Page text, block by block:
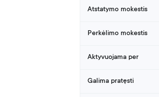
Atstatymo mokestis
Perkėlimo mokestis
Aktyvuojama per
Galima pratęsti